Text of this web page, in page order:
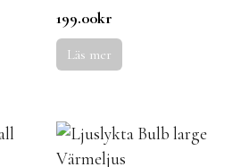
199.00kr
Läs mer